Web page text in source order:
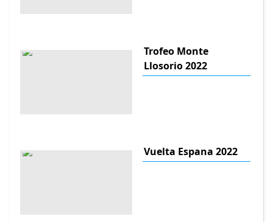
Trofeo Monte
Llosorio 2022
Vuelta Espana 2022